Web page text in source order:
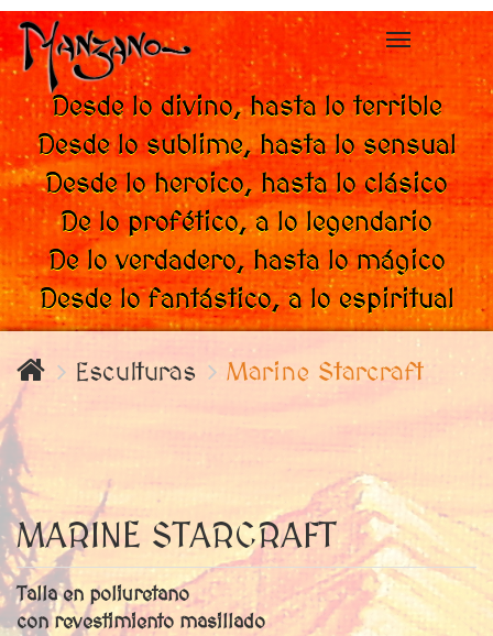
Toggle
navigation
Desde lo divino, hasta lo terrible
Desde lo sublime, hasta lo sensual
Desde lo heroico, hasta lo clásico
De lo profético, a lo legendario
De lo verdadero, hasta lo mágico
Desde lo fantástico, a lo espiritual
Esculturas Marine Starcraft
MARINE STARCRAFT
Talla en poliuretano
con revestimiento masillado